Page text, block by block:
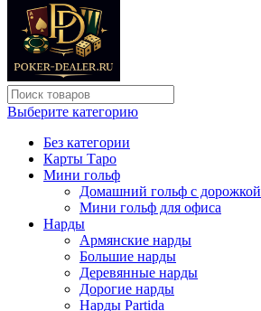
Выберите категорию
Без категории
Карты Таро
Мини гольф
Домашний гольф с дорожкой
Мини гольф для офиса
Нарды
Армянские нарды
Большие нарды
Деревянные нарды
Дорогие нарды
Нарды Partida